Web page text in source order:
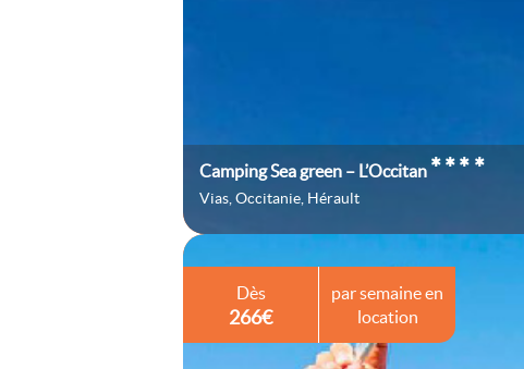
Camping Sea green – L’Occitan ****
Vias, Occitanie, Hérault
Dès
266€
par semaine en
location